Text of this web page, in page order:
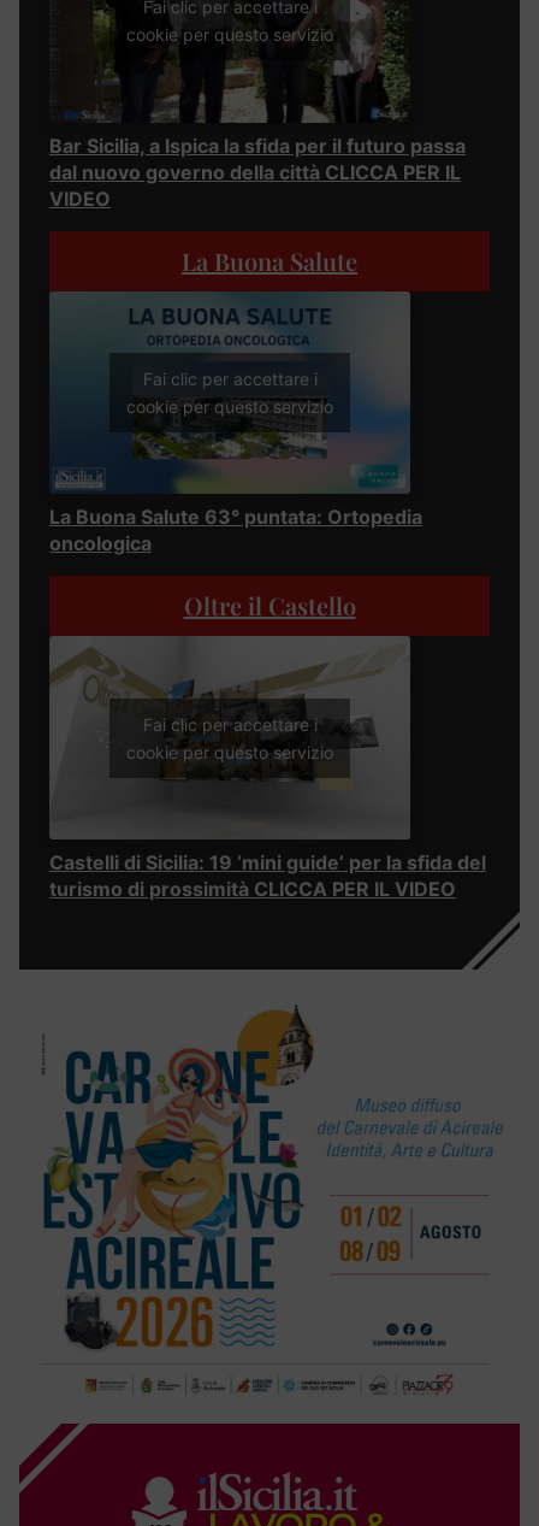
Fai clic per accettare i
cookie per questo servizio
Bar Sicilia, a Ispica la sfida per il futuro passa
dal nuovo governo della città CLICCA PER IL
VIDEO
La Buona Salute
Fai clic per accettare i
cookie per questo servizio
La Buona Salute 63° puntata: Ortopedia
oncologica
Oltre il Castello
Fai clic per accettare i
cookie per questo servizio
Castelli di Sicilia: 19 ‘mini guide’ per la sfida del
turismo di prossimità CLICCA PER IL VIDEO